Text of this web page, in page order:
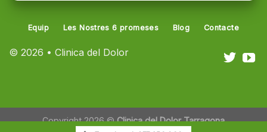
© 2026 • Clinica del Dolor
Equip Les Nostres 6 promeses Blog Contacte
Copyright 2026 ©Clinica del Dolor Tarragona